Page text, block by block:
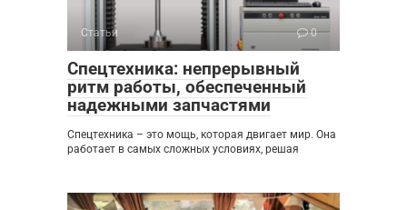
Статьи 0
Спецтехника: непрерывный
ритм работы, обеспеченный
надежными запчастями
Спецтехника – это мощь, которая двигает мир. Она
работает в самых сложных условиях, решая